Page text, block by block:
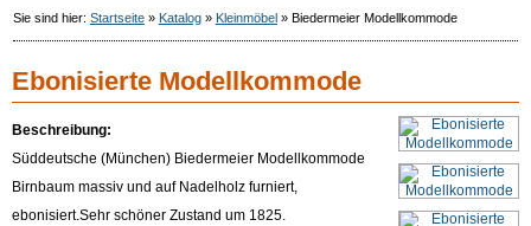
Sie sind hier: Startseite» Katalog» Kleinmöbel» Biedermeier Modellkommode
Ebonisierte Modellkommode
Beschreibung:
Süddeutsche (München) Biedermeier Modellkommode
Birnbaum massiv und auf Nadelholz furniert,
ebonisiert.Sehr schöner Zustand um 1825.